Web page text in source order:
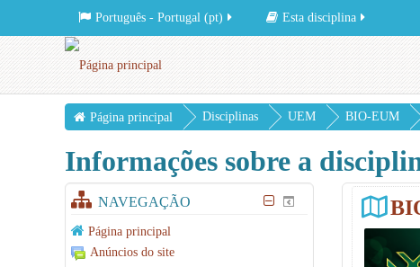
Português - Portugal ‎(pt)‎ Esta disciplina
Página principal Disciplinas UEM BIO-EUM
Informações sobre a
NAVEGAÇÃO
Página principal
Anúncios do site